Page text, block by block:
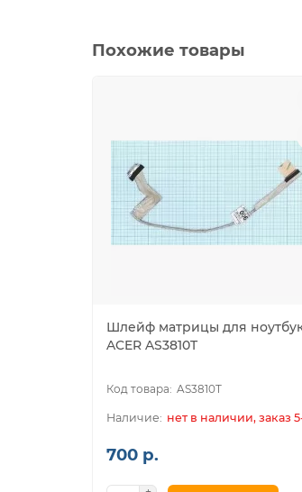
Похожие товары
Шлейф матрицы для
ACER AS3810T
AS3810T
нет в наличии, заказ 5-
700 р.